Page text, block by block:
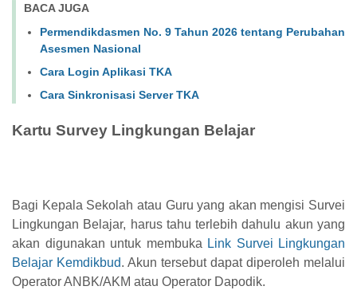
BACA JUGA
Permendikdasmen No. 9 Tahun 2026 tentang Perubahan
Asesmen Nasional
Cara Login Aplikasi TKA
Cara Sinkronisasi Server TKA
Kartu Survey Lingkungan Belajar
Bagi Kepala Sekolah atau Guru yang akan mengisi Survei
Lingkungan Belajar, harus tahu terlebih dahulu akun yang
akan digunakan untuk membuka Link Survei Lingkungan
Belajar Kemdikbud. Akun tersebut dapat diperoleh melalui
Operator ANBK/AKM atau Operator Dapodik.